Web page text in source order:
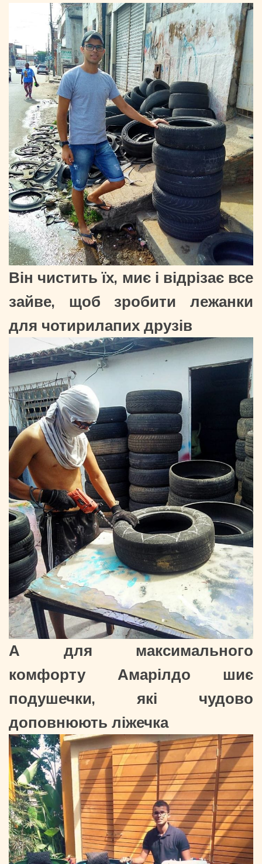
Він чистить їх, миє і відрізає все
зайве, щоб зробити лежанки
для чотирилапих друзів
А для максимального
комфорту Амарілдо шиє
подушечки, які чудово
доповнюють ліжечка